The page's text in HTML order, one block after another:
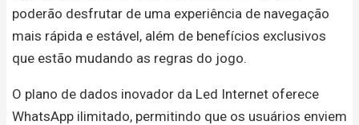
poderão desfrutar de uma experiência de navegação
mais rápida e estável, além de benefícios exclusivos
que estão mudando as regras do jogo.
O plano de dados inovador da Led Internet oferece
WhatsApp ilimitado, permitindo que os usuários enviem